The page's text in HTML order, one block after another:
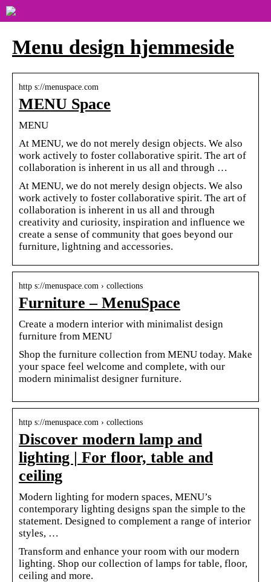
Menu design hjemmeside
http s://menuspace.com
MENU Space
MENU
At MENU, we do not merely design objects. We also
work actively to foster collaborative spirit. The art of
collaboration is inherent in us all and through …
At MENU, we do not merely design objects. We also
work actively to foster collaborative spirit. The art of
collaboration is inherent in us all and through
creativity and curiosity, inspiration and influence we
create a sense of community that goes beyond our
furniture, lightning and accessories.
http s://menuspace.com › collections
Furniture – MenuSpace
Create a modern interior with minimalist design
furniture from MENU
Shop the furniture collection from MENU today. Make
your space feel welcome and complete, with our
modern minimalist designer furniture.
http s://menuspace.com › collections
Discover modern lamp and
lighting | For floor, table and
ceiling
Modern lighting for modern spaces, MENU’s
contemporary lighting designs span the simple to the
statement. Designed to complement a range of interior
styles, …
Transform and enhance your room with our modern
lighting. Shop our collection of lamps for table, floor,
ceiling and more.